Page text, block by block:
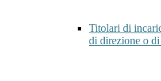
Titolari di
di direzione o